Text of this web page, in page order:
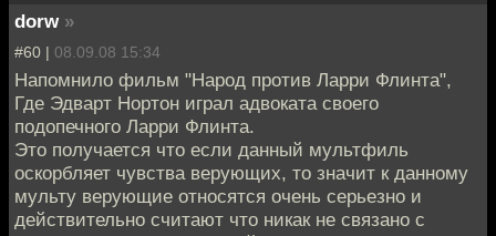
dorw »
#60 | 08.09.08 15:34
Напомнило фильм "Народ против Ларри Флинта",
Где Эдварт Нортон играл адвоката своего
подопечного Ларри Флинта.
Это получается что если данный мультфиль
оскорбляет чувства верующих, то значит к данному
мульту верующие относятся очень серьезно и
действительно считают что никак не связано с